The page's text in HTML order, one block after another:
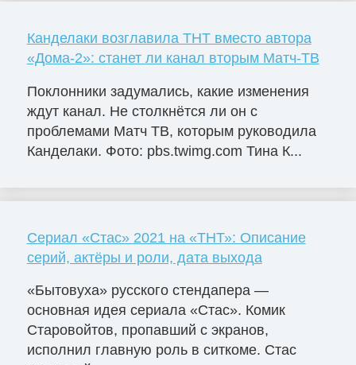
Канделаки возглавила ТНТ вместо автора
«Дома-2»: станет ли канал вторым Матч-ТВ
Поклонники задумались, какие изменения
ждут канал. Не столкнётся ли он с
проблемами Матч ТВ, которым руководила
Канделаки. Фото: pbs.twimg.com Тина К...
Сериал «Стас» 2021 на «ТНТ»: Описание
серий, актёры и роли, дата выхода
«Бытовуха» русского стендапера —
основная идея сериала «Стас». Комик
Старовойтов, пропавший с экранов,
исполнил главную роль в ситкоме. Стас